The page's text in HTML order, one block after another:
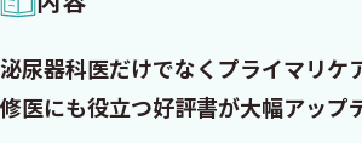
泌尿器科医だけでなくプライマリケ
修医にも役立つ好評書が大幅アップ